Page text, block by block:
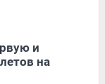
и
на